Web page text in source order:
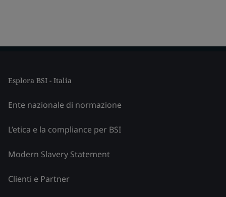
Esplora BSI - Italia
Ente nazionale di normazione
L’etica e la compliance per BSI
Modern Slavery Statement
Clienti e Partner